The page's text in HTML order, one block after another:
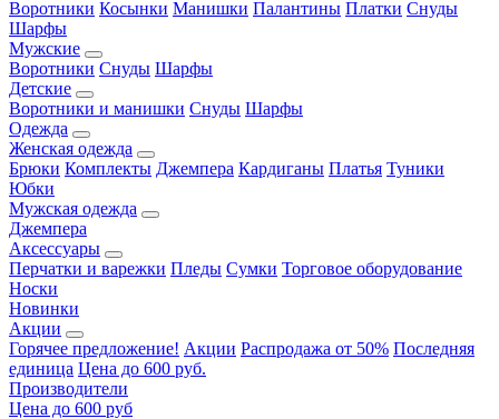
Воротники Косынки Манишки Палантины Платки Снуды
Шарфы
Мужские
Воротники Снуды Шарфы
Детские
Воротники и манишки Снуды Шарфы
Одежда
Женская одежда
Брюки Комплекты Джемпера Кардиганы Платья Туники
Юбки
Мужская одежда
Джемпера
Аксессуары
Перчатки и варежки Пледы Сумки Торговое оборудование
Носки
Новинки
Акции
Горячее предложение! Акции Распродажа от 50% Последняя
единица Цена до 600 руб.
Производители
Цена до 600 руб